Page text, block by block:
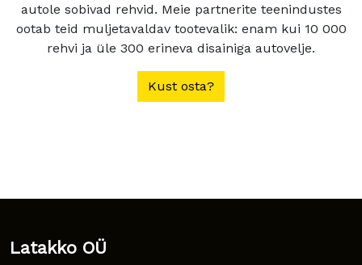
autole sobivad rehvid. Meie partnerite teenindustes
ootab teid muljetavaldav tootevalik: enam kui 10 000
rehvi ja üle 300 erineva disainiga autovelje.
Kust osta?
Latakko OÜ